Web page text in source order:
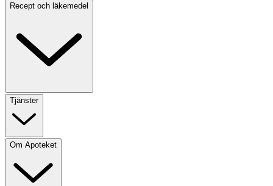
Recept och läkemedel
Tjänster
Om Apoteket